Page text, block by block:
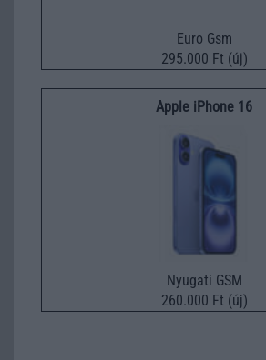
Euro Gsm
295.000 Ft (új)
Apple iPhone 16
Nyugati GSM
260.000 Ft (új)